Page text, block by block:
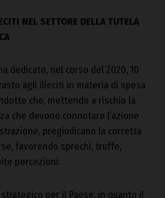
NEL SETTORE DELLA TUTELA
dedicato, nel corso del 2020, 10
agli illeciti in materia di spesa
che, mettendo a rischio la
che devono connotare l’azione
pregiudicano la corretta
favorendo sprechi, truffe,
percezioni.
per il Paese, in quanto il